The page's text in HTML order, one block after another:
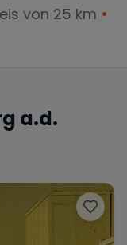
von 25 km •
a.d.